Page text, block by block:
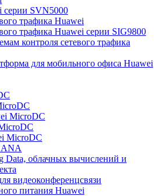
SVN5000
трафика Huawei
трафика Huawei серии SIG9800
контроля сетевого трафика
для мобильного офиса Huawei
MicroDC
MicroDC
Data, облачных вычислений и
видеоконференцсвязи
питания Huawei